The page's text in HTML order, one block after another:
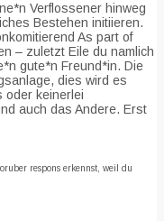
Verflossener hinweg
Bestehen initiieren.
As part of
– zuletzt Eile du namlich
gute*n Freund*in. Die
dies wird es
oder keinerlei
auch das Andere. Erst
respons erkennst, weil du